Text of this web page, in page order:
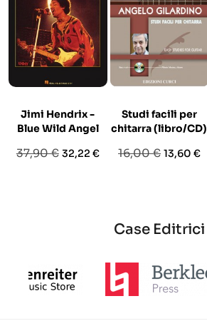
Jimi Hendrix -
Blue Wild Angel
Prezzo
37,90 € Prezzo
32,22 €
Studi facili per
chitarra (libro/CD)
Prezzo
16,00 € Prezzo
13,60 €
Case Editrici